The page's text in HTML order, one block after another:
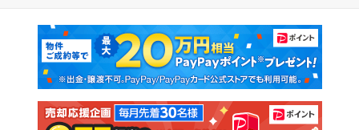
新築マンション 中古マンション
新築一戸建て 中古一戸建て
注文住宅 土地
マンションカタログ 教えて！住まいの先生